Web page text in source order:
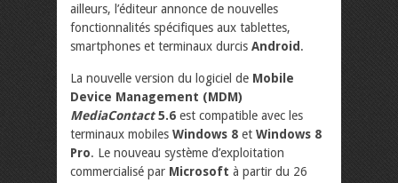
ailleurs, l’éditeur annonce de nouvelles
fonctionnalités spécifiques aux tablettes,
smartphones et terminaux durcis Android .
La nouvelle version du logiciel de Mobile
Device Management (MDM)
MediaContact5.6 est compatible avec les
terminaux mobiles Windows 8 et Windows 8
Pro. Le nouveau système d’exploitation
commercialisé par Microsoft à partir du 26